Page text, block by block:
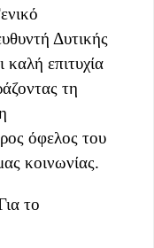
Δυτικής
επιτυχία
τη
όφελος του
κοινωνίας.